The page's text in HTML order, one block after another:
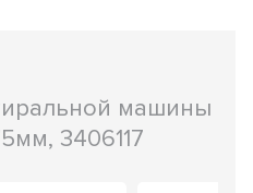
машины
3406117